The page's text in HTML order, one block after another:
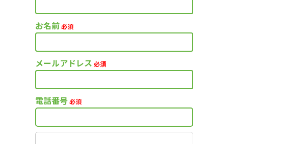
お名前必須
メールアドレス 必須
電話番号必須